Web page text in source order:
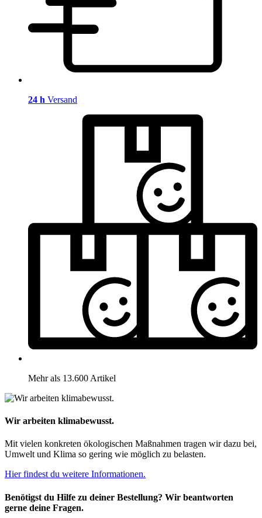
24 h Versand
Mehr als 13.600 Artikel
Wir arbeiten klimabewusst.
Mit vielen konkreten ökologischen Maßnahmen tragen wir dazu bei,
Umwelt und Klima so gering wie möglich zu belasten.
Hier findest du weitere Informationen.
Benötigst du Hilfe zu deiner Bestellung? Wir beantworten
gerne deine Fragen.